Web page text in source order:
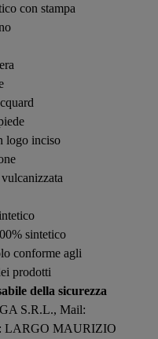
con stampa
logo inciso
sintetico
conforme agli
prodotti
della sicurezza
S.R.L., Mail:
LARGO MAURIZIO